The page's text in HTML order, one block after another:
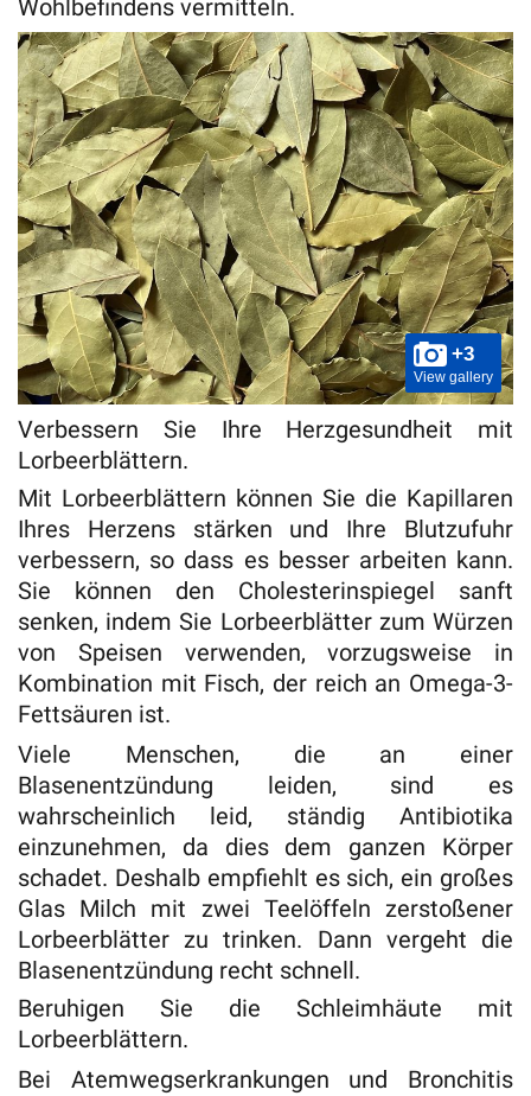
Wohlbefindens vermitteln.
+3
View gallery
Verbessern Sie Ihre Herzgesundheit mit
Lorbeerblättern.
Mit Lorbeerblättern können Sie die Kapillaren
Ihres Herzens stärken und Ihre Blutzufuhr
verbessern, so dass es besser arbeiten kann.
Sie können den Cholesterinspiegel sanft
senken, indem Sie Lorbeerblätter zum Würzen
von Speisen verwenden, vorzugsweise in
Kombination mit Fisch, der reich an Omega-3-
Fettsäuren ist.
Viele Menschen, die an einer
Blasenentzündung leiden, sind es
wahrscheinlich leid, ständig Antibiotika
einzunehmen, da dies dem ganzen Körper
schadet. Deshalb empfiehlt es sich, ein großes
Glas Milch mit zwei Teelöffeln zerstoßener
Lorbeerblätter zu trinken. Dann vergeht die
Blasenentzündung recht schnell.
Beruhigen Sie die Schleimhäute mit
Lorbeerblättern.
Bei Atemwegserkrankungen und Bronchitis